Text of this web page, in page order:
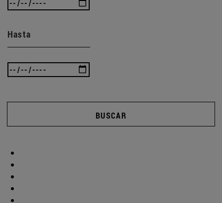
Hasta
BUSCAR